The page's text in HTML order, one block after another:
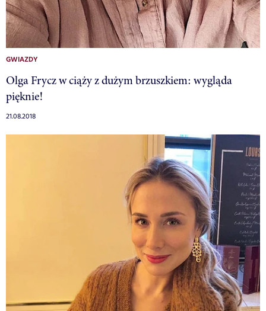
GWIAZDY
Olga Frycz w ciąży z dużym brzuszkiem: wygląda
pięknie!
21.08.2018